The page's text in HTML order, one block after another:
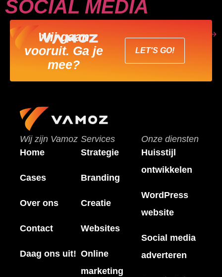
SOCIAL MEDIA
→
Wij gaan
vooruit. Ga je
mee?
LET'S GO!
Wij zijn Vamoz
Home
Cases
Over ons
Contact
Daag ons uit!
Services
Strategie
Branding
Creatie
Websites
Online
marketing
Onze diensten
Huisstijl
ontwikkelen
WordPress
website
Social media
adverteren